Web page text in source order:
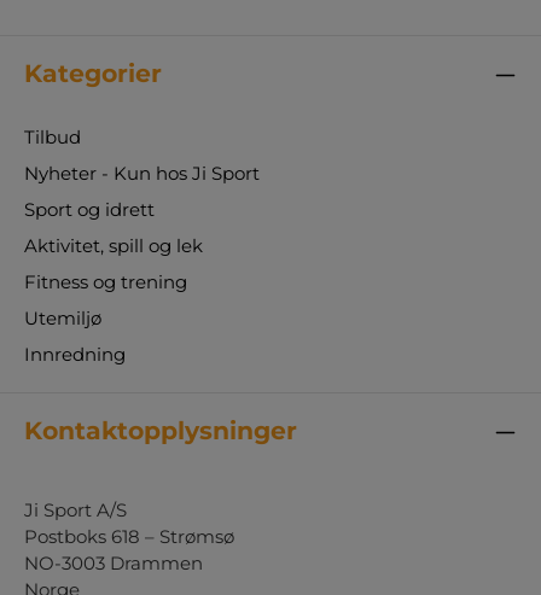
Kategorier
Tilbud
Nyheter - Kun hos Ji Sport
Sport og idrett
Aktivitet, spill og lek
Fitness og trening
Utemiljø
Innredning
Kontaktopplysninger
Ji Sport A/S
Postboks 618 – Strømsø
NO-3003 Drammen
Norge